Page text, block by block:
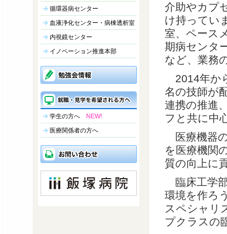
循環器病センター
血液浄化センター・病棟透析室
内視鏡センター
イノベーション推進本部
学生の方へ NEW!
医療関係者の方へ
介助やカプ
け持ってい
室、ペース
期病センタ
など、業務
2014年か
名の技師が
連携の推進
フと共に中
医療機器
を医療機関
質の向上に
臨床工学
環境を作ろ
スペシャリ
プクラスの